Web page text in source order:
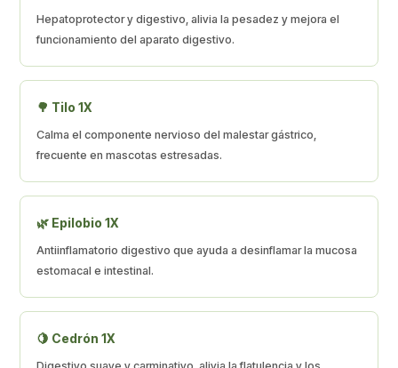
Hepatoprotector y digestivo, alivia la pesadez y mejora el
funcionamiento del aparato digestivo.
🌳 Tilo 1X
Calma el componente nervioso del malestar gástrico,
frecuente en mascotas estresadas.
🌿 Epilobio 1X
Antiinflamatorio digestivo que ayuda a desinflamar la mucosa
estomacal e intestinal.
🍋 Cedrón 1X